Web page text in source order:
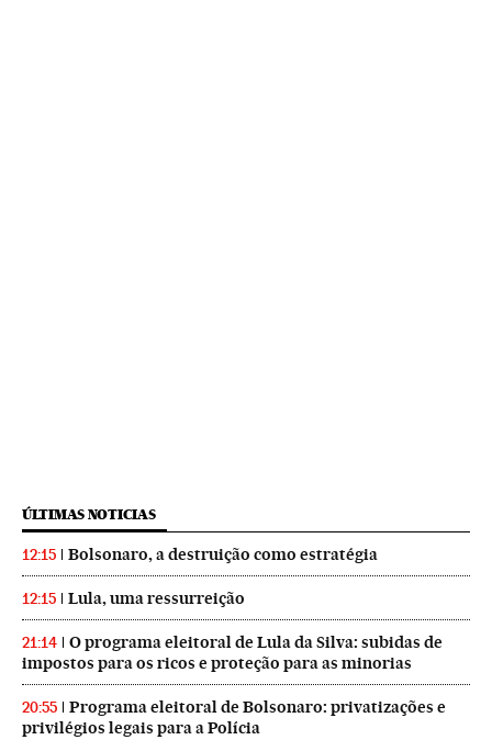
ÚLTIMAS NOTICIAS
12:15 Bolsonaro, a destruição como estratégia
12:15 Lula, uma ressurreição
21:14
O programa eleitoral de Lula da Silva: subidas de
impostos para os ricos e proteção para as minorias
20:55
Programa eleitoral de Bolsonaro: privatizações e
privilégios legais para a Polícia